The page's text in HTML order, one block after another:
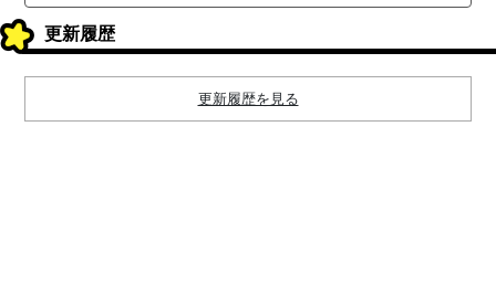
更新履歴
更新履歴を見る